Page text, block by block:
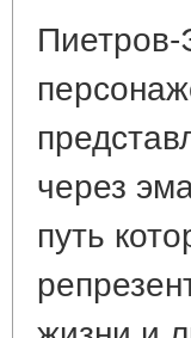
через
путь